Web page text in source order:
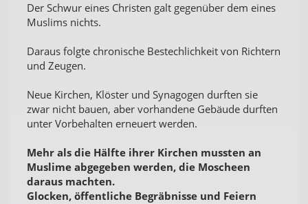
Der Schwur eines Christen galt gegenüber dem eines
Muslims nichts.
Daraus folgte chronische Bestechlichkeit von Richtern
und Zeugen.
Neue Kirchen, Klöster und Synagogen durften sie
zwar nicht bauen, aber vorhandene Gebäude durften
unter Vorbehalten erneuert werden.
Mehr als die Hälfte ihrer Kirchen mussten an
Muslime abgegeben werden, die Moscheen
daraus machten.
Glocken, öffentliche Begräbnisse und Feiern